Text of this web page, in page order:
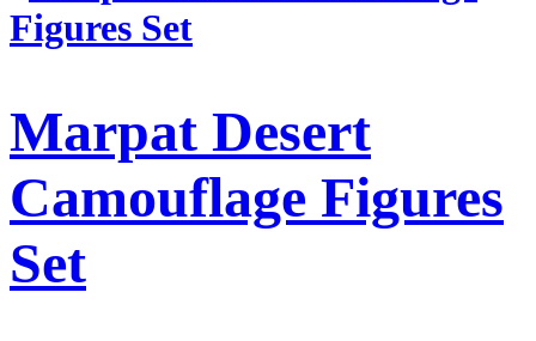
Marpat Desert
Camouflage Figures
Set